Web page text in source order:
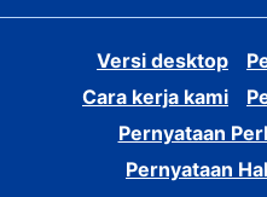
Versi desktop
Cara kerja kami
Pernyataan
Pernyataan